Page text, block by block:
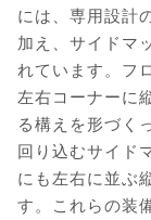
には、専用設計
加え、サイドマ
れています。フ
左右コーナーに
る構えを形づく
回り込むサイド
にも左右に並ぶ
す。これらの装